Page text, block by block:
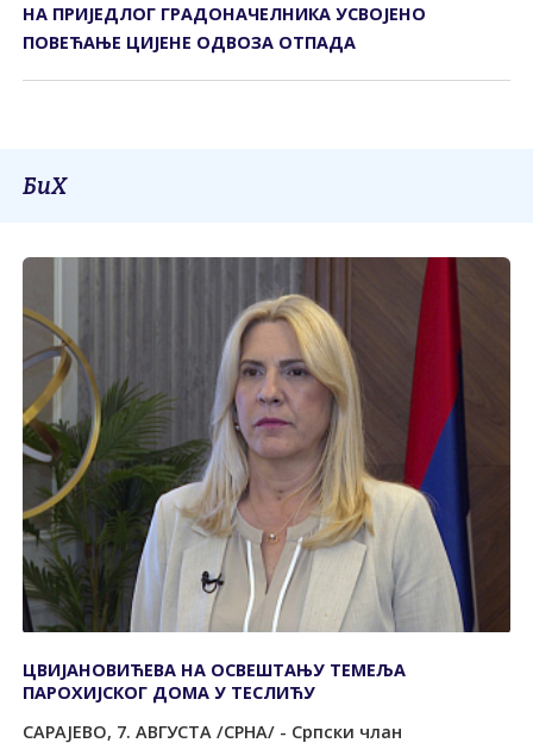
НА ПРИЈЕДЛОГ ГРАДОНАЧЕЛНИКА УСВОЈЕНО
ПОВЕЋАЊЕ ЦИЈЕНЕ ОДВОЗА ОТПАДА
БиХ
ЦВИЈАНОВИЋЕВА НА ОСВЕШТАЊУ ТЕМЕЉА
ПАРОХИЈСКОГ ДОМА У ТЕСЛИЋУ
САРАЈЕВО, 7. АВГУСТА /СРНА/ - Српски члан